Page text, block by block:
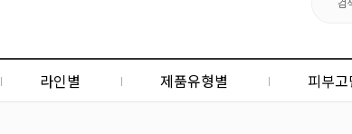
라인별 제품유형별 피부고